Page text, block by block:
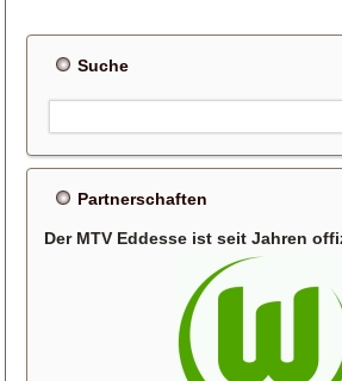
Suche
Partnerschaften
Der MTV Eddesse ist seit Jahren